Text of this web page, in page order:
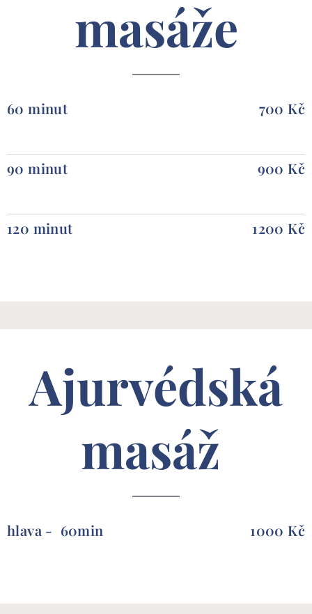
masáže
60 minut 700 Kč
90 minut 900 Kč
120 minut 1200 Kč
Ajurvédská
masáž
hlava - 60min 1000 Kč